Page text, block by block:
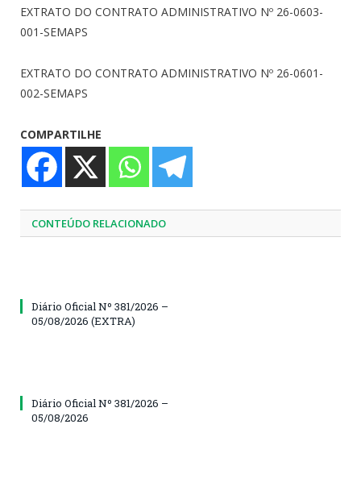
EXTRATO DO CONTRATO ADMINISTRATIVO Nº 26-0603-
001-SEMAPS
EXTRATO DO CONTRATO ADMINISTRATIVO Nº 26-0601-
002-SEMAPS
COMPARTILHE
CONTEÚDO RELACIONADO
Diário Oficial Nº 381/2026 –
05/08/2026 (EXTRA)
Diário Oficial Nº 381/2026 –
05/08/2026